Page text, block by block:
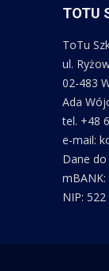
TOTU
ToTu
ul.
02-483
Ada
tel. +48
e-mail:
Dane
NIP: